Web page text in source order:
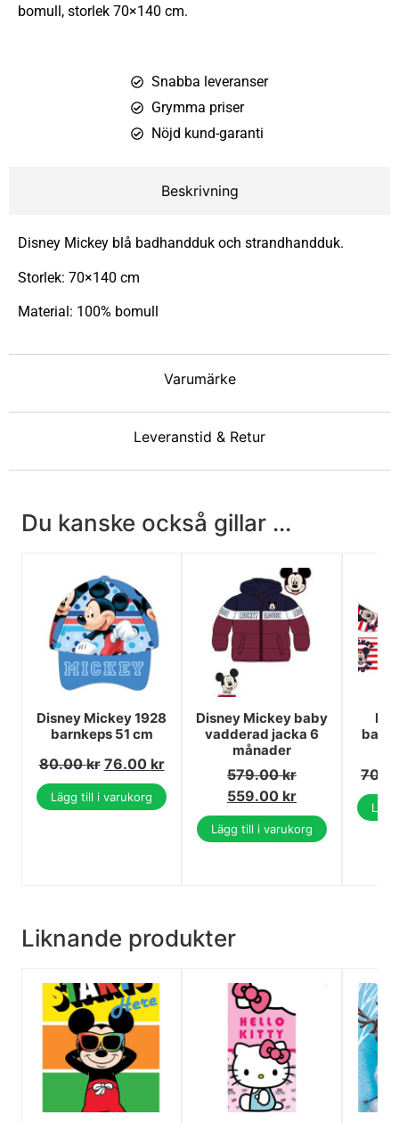
bomull, storlek 70×140 cm.
Snabba leveranser
Grymma priser
Nöjd kund-garanti
Beskrivning
Varumärke
Leveranstid & Retur
Disney Mickey blå badhandduk och strandhandduk.
Storlek: 70×140 cm
Material: 100% bomull
Du kanske också gillar ...
Disney Mickey 1928
barnkeps 51 cm
80.00kr 76.00 kr
Lägg till i varukorg
Disney Mickey baby
vadderad jacka 6
månader
579.00kr
559.00 kr
Lägg till i varukorg
Liknande produkter